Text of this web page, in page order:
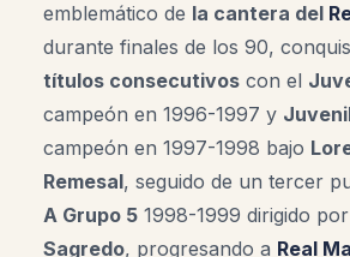
emblemático de la cantera del
durante finales de los 90,
títulos consecutivos con el
campeón en 1996-1997 y
campeón en 1997-1998 bajo
Remesal, seguido de un tercer
A Grupo 5 1998-1999 dirigido por
Sagredo, progresando a Real